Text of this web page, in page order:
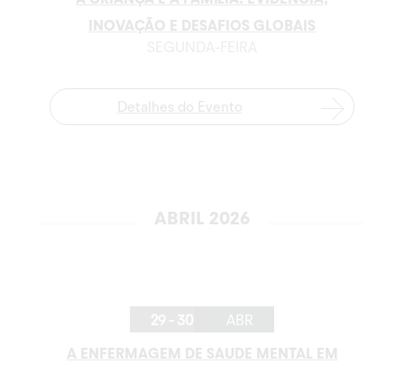
INOVAÇÃO E DESAFIOS GLOBAIS
Detalhes do Evento
ABRIL 2026
ABR
A ENFERMAGEM DE SAUDE MENTAL EM